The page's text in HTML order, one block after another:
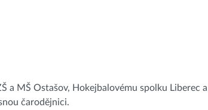
a MŠ Ostašov, Hokejbalovému spolku Liberec a
čarodějnici.